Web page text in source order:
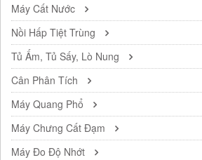
Máy Cất Nước
Nồi Hấp Tiệt Trùng
Tủ Ấm, Tủ Sấy, Lò Nung
Cân Phân Tích
Máy Quang Phổ
Máy Chưng Cất Đạm
Máy Đo Độ Nhớt